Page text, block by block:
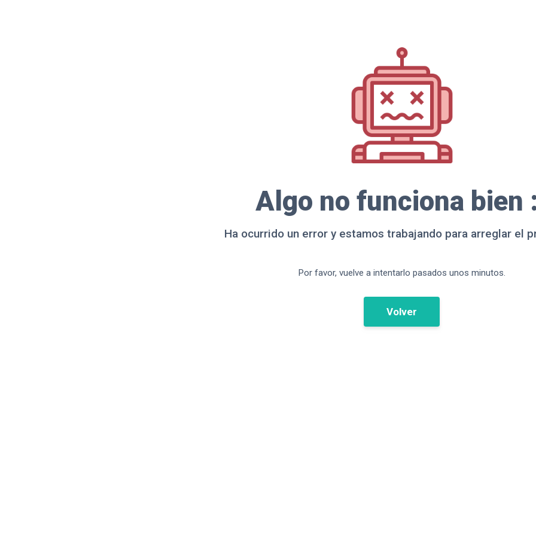
Algo no funciona bien
Ha ocurrido un error y estamos trabajando para arreglar el
Por favor, vuelve a intentarlo pasados unos minutos.
Volver